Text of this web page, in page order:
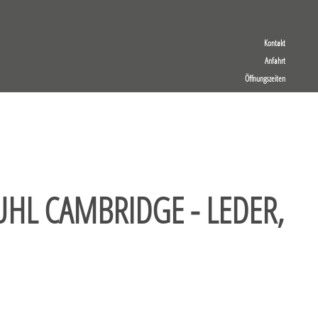
Kontakt
Anfahrt
Öffnungszeiten
CAMBRIDGE - LEDER,